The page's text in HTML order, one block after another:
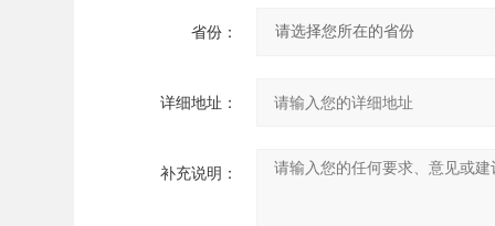
省份：
详细地址：
补充说明：